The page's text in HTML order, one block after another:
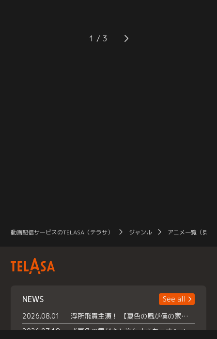
は戸惑う。そこへ北見から聞いたア
キオがやってきて、自分で修理する
す。そして、零奈の「32R」、達也
の「ブラックバード」も「Z」を求
1
動画配信サービスのTELASA（テラサ） ジャンル アニメ一覧（見放
NEWS
See all
2026.08.01
浮所飛貴主演！ 【夏色の風が僕の家にやってきた】 本日よりテラサで独占配信スタート！
2026.07.18
『夏色の雲が恋と嵐をまきおこす』スペシャルメイキング 【Part1】2026年７月18日（土）23時30分～配信スタート！話題のシーンの裏側を大公開！豪華キャスト大集合！ 『武宮家 真夏の家族会議』開催！